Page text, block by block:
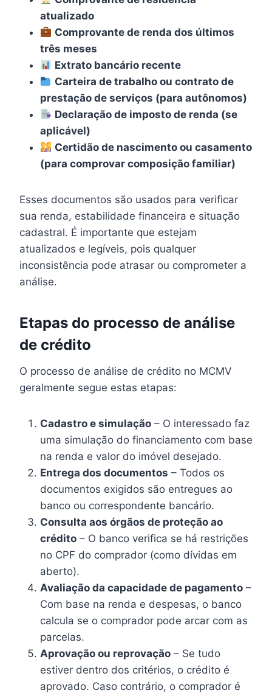
atualizado
Comprovante de renda dos últimos
três meses
Extrato bancário recente
Carteira de trabalho ou contrato de
prestação de serviços (para autônomos)
Declaração de imposto de renda (se
aplicável)
Certidão de nascimento ou casamento
(para comprovar composição familiar)
Esses documentos são usados para verificar
sua renda, estabilidade financeira e situação
cadastral. É importante que estejam
atualizados e legíveis, pois qualquer
inconsistência pode atrasar ou comprometer a
análise.
Etapas do processo de análise
de crédito
O processo de análise de crédito no MCMV
geralmente segue estas etapas:
Cadastro e simulação – O interessado faz
uma simulação do financiamento com base
na renda e valor do imóvel desejado.
Entrega dos documentos – Todos os
documentos exigidos são entregues ao
banco ou correspondente bancário.
Consulta aos órgãos de proteção ao
crédito – O banco verifica se há restrições
no CPF do comprador (como dívidas em
aberto).
Avaliação da capacidade de pagamento –
Com base na renda e despesas, o banco
calcula se o comprador pode arcar com as
parcelas.
Aprovação ou reprovação – Se tudo
estiver dentro dos critérios, o crédito é
aprovado. Caso contrário, o comprador é